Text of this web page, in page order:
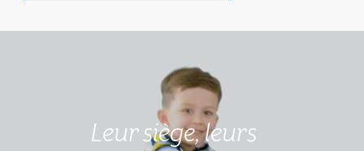
Leur siège, leurs